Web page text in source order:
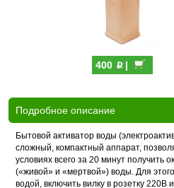
400 p|
Подробное описание
Бытовой активатор воды
сложный, компактный аппарат,
условиях всего за 20 минут получить
(«живой» и «мертвой») воды. Для
водой, включить вилку в розетку 220В